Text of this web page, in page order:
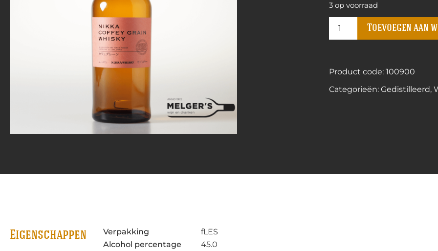
3 op voorraad
Toevoegen aan
Product code: 100900
Categorieën:Gedistilleerd,
Eigenschappen Verpakking
fLES
Alcohol percentage
45.0